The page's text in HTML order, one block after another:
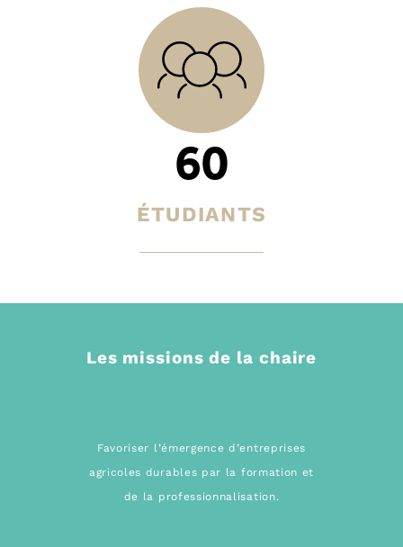
60
ÉTUDIANTS
Les missions de la chaire
FORMER ET PROFESSIONNALISER
Favoriser l’émergence d’entreprises
agricoles durables par la formation et
de la professionnalisation.